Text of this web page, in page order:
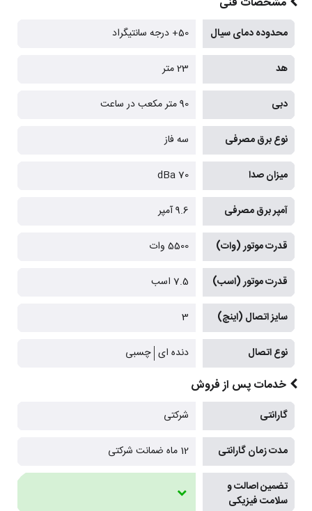
محدوده دمای سیال 50+ درجه سانتیگراد
هد 23 متر
دبی 90 متر مکعب در ساعت
نوع برق مصرفی سه فاز
میزان صدا 70 dBa
آمپر برق مصرفی 9.6 آمپر
قدرت موتور (وات) 5500 وات
قدرت موتور (اسب) 7.5 اسب
سایز اتصال (اینچ) 3
نوع اتصال دنده ای چسبی
خدمات پس از فروش
گارانتی شرکتی
مدت زمان گارانتی 12 ماه ضمانت شرکتی
تضمین اصالت و
سلامت فیزیکی